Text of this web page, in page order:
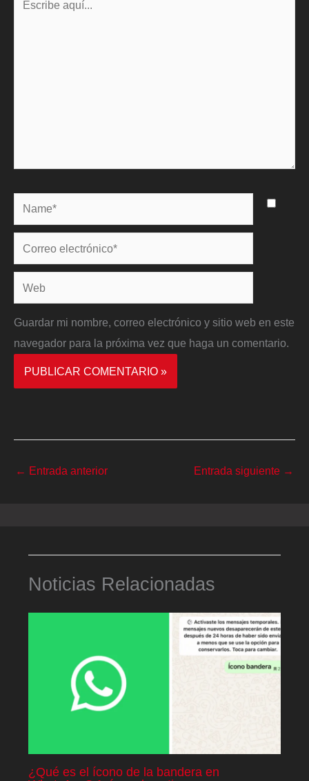
Name*
Correo
electrónico*
Web
Guardar mi nombre, correo electrónico y sitio web en este
navegador para la próxima vez que haga un comentario.
← Entrada anterior Entrada siguiente →
Noticias Relacionadas
¿Qué es el ícono de la bandera en